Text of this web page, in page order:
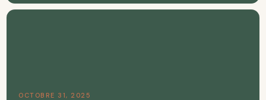
OCTOBRE 31, 2025